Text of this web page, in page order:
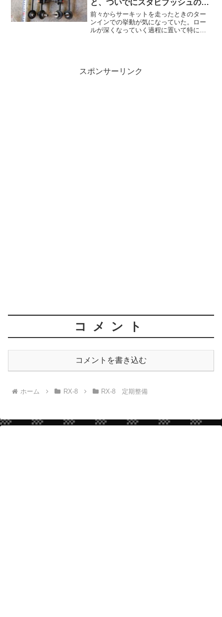
と、ついでにスタビブッシュのグ
リスアップ
前々からサーキットを走ったときのター
ンインでの挙動が気になっていた。ロー
ルが深くなっていく過程に置いて特にリ
スポンサーリンク
コメント
コメントを書き込む
ホーム RX-8 RX-8 定期整備